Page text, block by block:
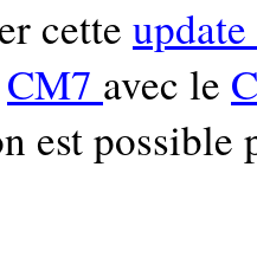
cette update
CM7 avec le
est possible